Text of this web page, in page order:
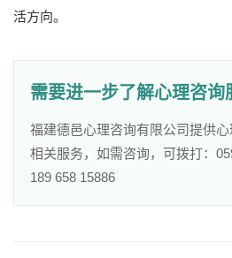
活方向。
需要进一步了解心理咨询
福建德邑心理咨询有限公司提供
相关服务，如需咨询，可拨打：
189 658 15886